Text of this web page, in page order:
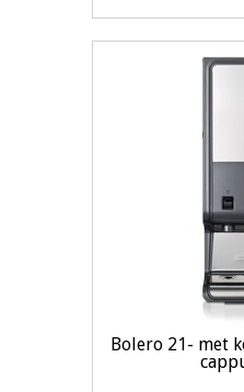
Bolero 21- met